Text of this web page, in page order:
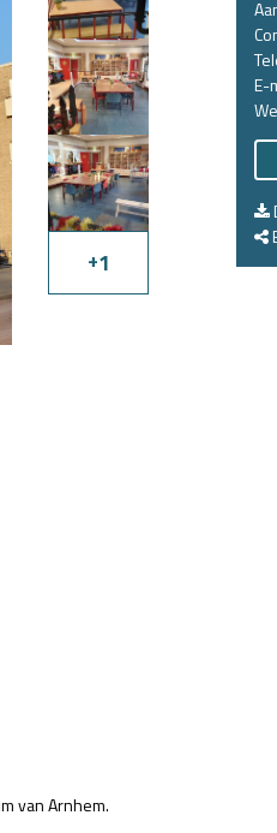
+1
van Arnhem.
E-